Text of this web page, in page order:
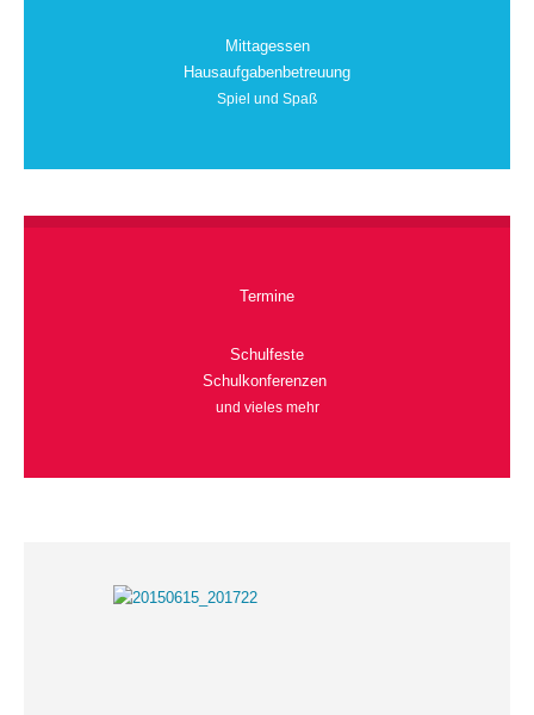
Mittagessen
Hausaufgabenbetreuung
Spiel und Spaß
Termine
Schulfeste
Schulkonferenzen
und vieles mehr